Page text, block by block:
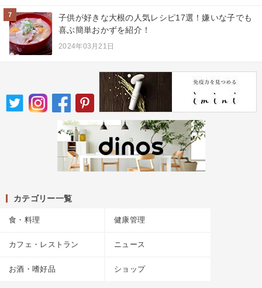
7
子供が好きな大根の人気レシピ17選！嫌いな子でも
喜ぶ簡単おかずを紹介！
2024年03月21日
カテゴリー一覧
食・料理 健康管理
カフェ・レストラン ニュース
お酒・嗜好品 ショップ